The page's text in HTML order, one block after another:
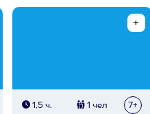
1,5 ч. 1 чел 7+